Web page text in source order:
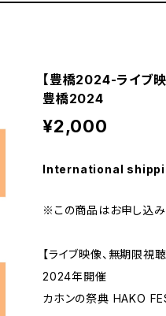
【豊橋2024-ライブ
豊橋2024
¥2,000
International
※この商品はお申し込
【ライブ映像、無期限視
2024年開催
カホンの祭典 HAKO